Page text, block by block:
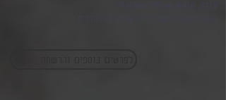
עלות: 4,410 ₪ החל מ7/9/26